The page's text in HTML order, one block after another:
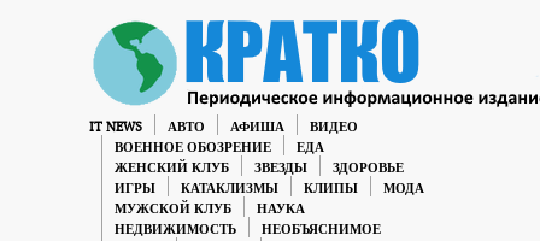
IT NEWS АВТО АФИША
ВИДЕО
ВОЕННОЕ ОБОЗРЕНИЕ
ЕДА
ЖЕНСКИЙ КЛУБ
ЗВЕЗДЫ
ЗДОРОВЬЕ
ИГРЫ
КАТАКЛИЗМЫ КЛИПЫ
МОДА
МУЖСКОЙ КЛУБ
НАУКА
НЕДВИЖИМОСТЬ
НЕОБЪЯСНИМОЕ